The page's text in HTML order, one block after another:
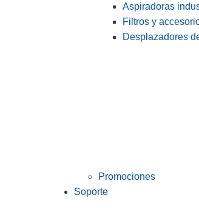
Aspiradoras
Filtros y
Desplazadores
Promociones
Soporte